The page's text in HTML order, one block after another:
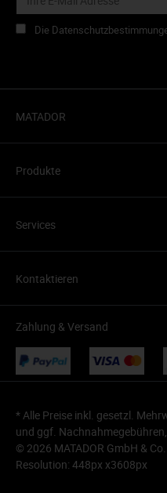
Die
MATADOR
Produkte
Services
Kontaktieren
Zahlung & Versand
* Alle Preise inkl. gesetzl.
und ggf.
© 2026 MATADOR GmbH &
Resolution: 448px x3608px